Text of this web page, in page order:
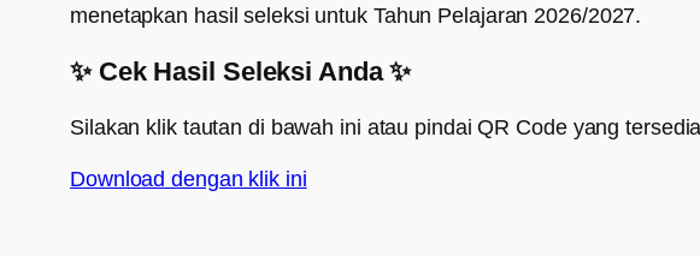
menetapkan hasil seleksi untuk Tahun Pelajaran 2026/2027.
✨ Cek Hasil Seleksi Anda ✨
Silakan klik tautan di bawah ini atau pindai QR Code yang
Download dengan klik ini